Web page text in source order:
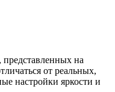
на
от реальных,
настройки яркости и